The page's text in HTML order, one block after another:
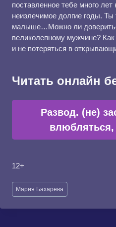
поставленное тебе много
неизлечимое долгие годы. Ты
малыше…Можно ли
великолепному мужчине?
и не потеряться в
Читать онлайн
Развод. (не)
влюбляться,
12+
Метки
записи:
Мария Бахарева